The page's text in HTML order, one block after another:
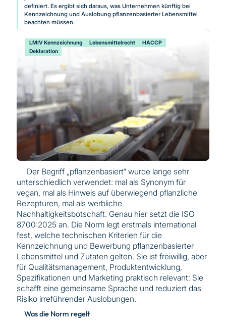
definiert. Es ergibt sich daraus, was Unternehmen künftig bei
Kennzeichnung und Auslobung pflanzenbasierter Lebensmittel
beachten müssen.
LMIV Kennzeichnung Lebensmittelrecht
HACCP
Deklaration
Der Begriff „pflanzenbasiert“ wurde lange sehr
unterschiedlich verwendet: mal als Synonym für
vegan, mal als Hinweis auf überwiegend pflanzliche
Rezepturen, mal als werbliche
Nachhaltigkeitsbotschaft. Genau hier setzt die ISO
8700:2025 an. Die Norm legt erstmals international
fest, welche technischen Kriterien für die
Kennzeichnung und Bewerbung pflanzenbasierter
Lebensmittel und Zutaten gelten. Sie ist freiwillig, aber
für Qualitätsmanagement, Produktentwicklung,
Spezifikationen und Marketing praktisch relevant: Sie
schafft eine gemeinsame Sprache und reduziert das
Risiko irreführender Auslobungen.
Was die Norm regelt